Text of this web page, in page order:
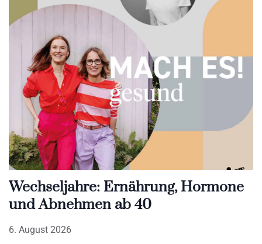
Wechseljahre: Ernährung, Hormone
und Abnehmen ab 40
6. August 2026